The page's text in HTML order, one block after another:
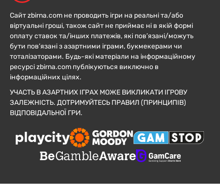
Сайт zbirna.com не проводить ігри на реальні та/або
віртуальні гроші, також сайт не приймає ні в якій формі
оплату ставок та/інших платежів, які пов’язані/можуть
бути пов’язані з азартними іграми, букмекерами чи
тоталізаторами. Будь-які матеріали на інформаційному
ресурсі zbirna.com публікуються виключно в
інформаційних цілях.
УЧАСТЬ В АЗАРТНИХ ІГРАХ МОЖЕ ВИКЛИКАТИ ІГРОВУ
ЗАЛЕЖНІСТЬ. ДОТРИМУЙТЕСЬ ПРАВИЛ (ПРИНЦИПІВ)
ВІДПОВІДАЛЬНОЇ ГРИ.